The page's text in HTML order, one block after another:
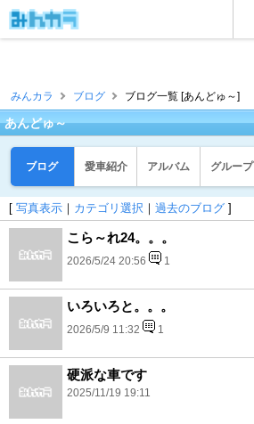
みんカラ ブログ ブログ一覧 [あんどゅ～]
あんどゅ～
ブログ 愛車紹介 アルバム グループ
[ 写真表示 ｜ カテゴリ選択 ｜ 過去のブログ ]
こら～れ24。。。
2026/5/24 20:56 1
いろいろと。。。
2026/5/9 11:32 1
硬派な車です
2025/11/19 19:11